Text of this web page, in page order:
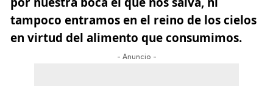
tampoco entramos en el reino de los cielos
en virtud del alimento que consumimos.
- Anuncio -